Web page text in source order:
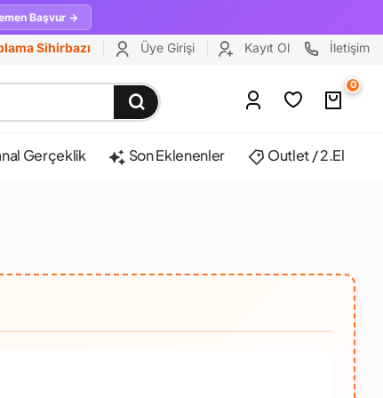
Başvur →
Sihirbazı Üye Girişi Kayıt Ol İletişim
0
Gerçeklik Son Eklenenler Outlet / 2.El